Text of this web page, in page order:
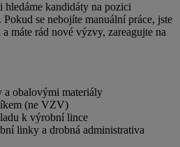
hledáme kandidáty na pozici
se nebojíte manuální práce, jste
máte rád nové výzvy, zareagujte na
a obalovými materiály
(ne VZV)
k výrobní lince
linky a drobná administrativa